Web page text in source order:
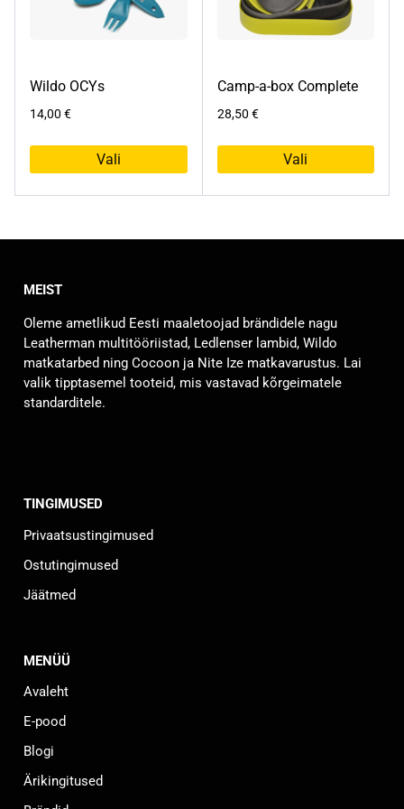
tootelehel.
Valikuid
tootelehel.
Wildo OCYs
14,00 €
Vali
Valikuid
saab
teha
tootelehel.
Camp-a-box Complete
28,50 €
Vali
saab
teha
tootelehel.
MEIST
Oleme ametlikud Eesti maaletoojad brändidele nagu
Leatherman multitööriistad, Ledlenser lambid, Wildo
matkatarbed ning Cocoon ja Nite Ize matkavarustus. Lai
valik tipptasemel tooteid, mis vastavad kõrgeimatele
standarditele.
TINGIMUSED
Privaatsustingimused
Ostutingimused
Jäätmed
MENÜÜ
Avaleht
E-pood
Blogi
Ärikingitused